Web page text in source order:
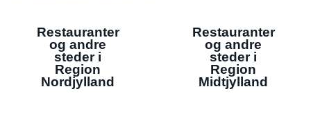
Restauranter
og andre
steder i
Region
Nordjylland
Restauranter
og andre
steder i
Region
Midtjylland